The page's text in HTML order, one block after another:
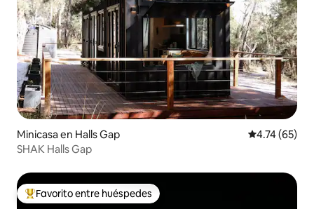
Minicasa en Halls Gap Calificación
4.74 (65)
SHAK Halls Gap
De los mejores en Favorito entre huéspedes
Favorito entre huéspedes